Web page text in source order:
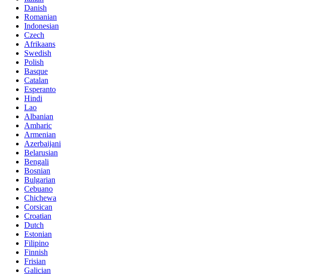
Danish
Romanian
Indonesian
Czech
Afrikaans
Swedish
Polish
Basque
Catalan
Esperanto
Hindi
Lao
Albanian
Amharic
Armenian
Azerbaijani
Belarusian
Bengali
Bosnian
Bulgarian
Cebuano
Chichewa
Corsican
Croatian
Dutch
Estonian
Filipino
Finnish
Frisian
Galician